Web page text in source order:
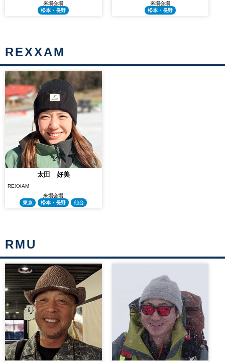
来場会場
松本・長野
来場会場
松本・長野
REXXAM
太田 好美
REXXAM
来場会場
東京
松本・長野 仙台
RMU